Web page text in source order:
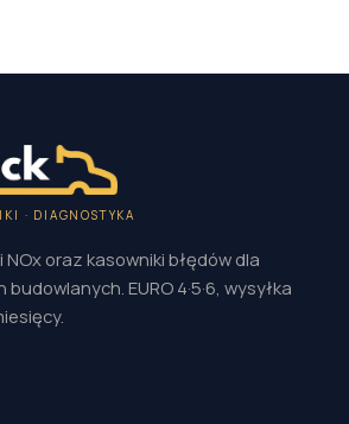
· DIAGNOSTYKA
NOx oraz kasowniki błędów dla
EURO 4·5·6, wysyłka